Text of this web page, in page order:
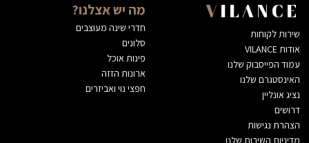
VILANCE
שירות לקוחות
אודות VILANCE
עמוד הפייסבוק שלנו
האינסטגרם שלנו
נציג אונליין
דרושים
הצהרת נגישות
מדיניות השירות שלנו
מה יש אצלנו?
חדרי שינה מעוצבים
סלונים
פינות אוכל
ארונות הזזה
חפצי נוי ואביזרים